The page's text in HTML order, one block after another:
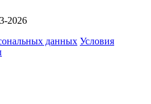
2026
данных Условия